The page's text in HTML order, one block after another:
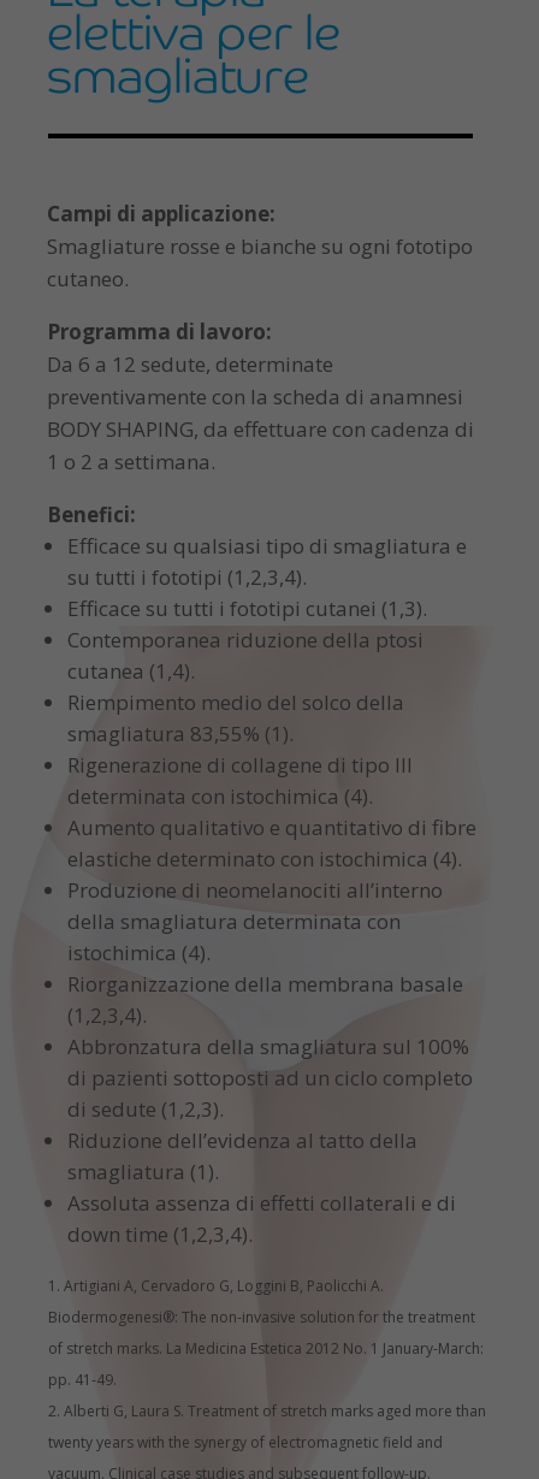
elettiva per le
smagliature
Campi di applicazione:
Smagliature rosse e bianche su ogni fototipo
cutaneo.
Programma di lavoro:
Da 6 a 12 sedute, determinate
preventivamente con la scheda di anamnesi
BODY SHAPING, da effettuare con cadenza di
1 o 2 a settimana.
Benefici:
Efficace su qualsiasi tipo di smagliatura e
su tutti i fototipi (1,2,3,4).
Efficace su tutti i fototipi cutanei (1,3).
Contemporanea riduzione della ptosi
cutanea (1,4).
Riempimento medio del solco della
smagliatura 83,55% (1).
Rigenerazione di collagene di tipo III
determinata con istochimica (4).
Aumento qualitativo e quantitativo di fibre
elastiche determinato con istochimica (4).
Produzione di neomelanociti all’interno
della smagliatura determinata con
istochimica (4).
Riorganizzazione della membrana basale
(1,2,3,4).
Abbronzatura della smagliatura sul 100%
di pazienti sottoposti ad un ciclo completo
di sedute (1,2,3).
Riduzione dell’evidenza al tatto della
smagliatura (1).
Assoluta assenza di effetti collaterali e di
down time (1,2,3,4).
Artigiani A, Cervadoro G, Loggini B, Paolicchi A.
Biodermogenesi®: The non-invasive solution for the treatment
of stretch marks. La Medicina Estetica 2012 No. 1 January-March:
pp. 41-49.
Alberti G, Laura S. Treatment of stretch marks aged more than
twenty years with the synergy of electromagnetic field and
vacuum. Clinical case studies and subsequent follow-up.